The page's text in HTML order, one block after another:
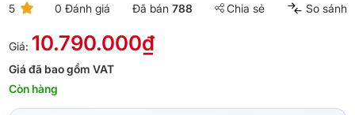
5 0 Đánh giá Đã bán 788 Chia sẻ So sánh
Giá: 10.790.000₫
Giá đã bao gồm VAT
Còn hàng